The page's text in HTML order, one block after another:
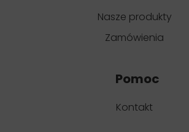
Nasze produkty
Zamówienia
Pomoc
Kontakt